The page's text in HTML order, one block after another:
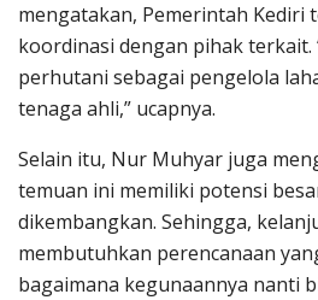
mengatakan, Pemerintah Kediri
koordinasi dengan pihak terkait.
perhutani sebagai pengelola
tenaga ahli,” ucapnya.
Selain itu, Nur Muhyar juga
temuan ini memiliki potensi
dikembangkan. Sehingga,
membutuhkan perencanaan
bagaimana kegunaannya nanti